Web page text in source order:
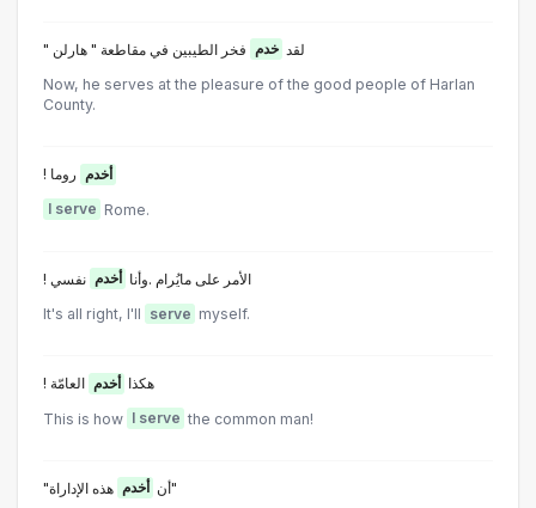
" لقد خدم فخر الطيبين في مقاطعة " هارلن
Now, he serves at the pleasure of the good people of Harlan
County.
! أخدم روما
I serve Rome.
! الأمر على مايُرام .وأنا أخدم نفسي
It's all right, I'll serve myself.
! هكذا أخدم العامّة
This is how I serve the common man!
"أن أخدم
هذه الإداراة"